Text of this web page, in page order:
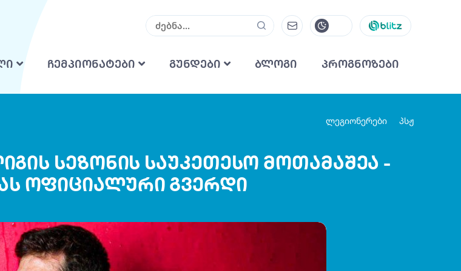
ჩემპიონატები გუნდები ბლოგი პროგნოზები
ლეგიონერები პსჟ
სეზონის საუკეთესო მოთამაშეა -
ოფიციალური გვერდი